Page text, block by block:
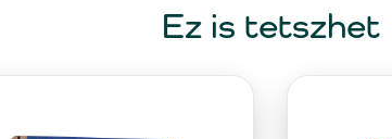
Ez is tetszhet